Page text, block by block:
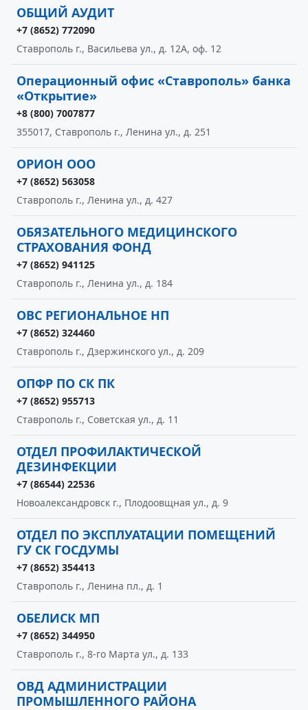
ОБЩИЙ АУДИТ
+7 (8652) 772090
Ставрополь г., Васильева ул., д. 12А, оф. 12
Операционный офис «Ставрополь» банка
«Открытие»
+8 (800) 7007877
355017, Ставрополь г., Ленина ул., д. 251
ОРИОН ООО
+7 (8652) 563058
Ставрополь г., Ленина ул., д. 427
ОБЯЗАТЕЛЬНОГО МЕДИЦИНСКОГО
СТРАХОВАНИЯ ФОНД
+7 (8652) 941125
Ставрополь г., Ленина ул., д. 184
ОВС РЕГИОНАЛЬНОЕ НП
+7 (8652) 324460
Ставрополь г., Дзержинского ул., д. 209
ОПФР ПО СК ПК
+7 (8652) 955713
Ставрополь г., Советская ул., д. 11
ОТДЕЛ ПРОФИЛАКТИЧЕСКОЙ
ДЕЗИНФЕКЦИИ
+7 (86544) 22536
Новоалександровск г., Плодоовщная ул., д. 9
ОТДЕЛ ПО ЭКСПЛУАТАЦИИ ПОМЕЩЕНИЙ
ГУ СК ГОСДУМЫ
+7 (8652) 354413
Ставрополь г., Ленина пл., д. 1
ОБЕЛИСК МП
+7 (8652) 344950
Ставрополь г., 8-го Марта ул., д. 133
ОВД АДМИНИСТРАЦИИ
ПРОМЫШЛЕННОГО РАЙОНА